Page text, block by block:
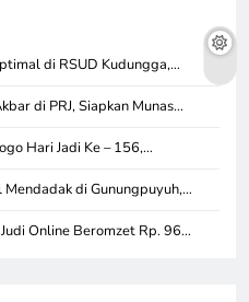
di RSUD Kudungga,…
di PRJ, Siapkan Munas…
Hari Jadi Ke – 156,…
di Gunungpuyuh,…
Online Beromzet Rp. 96…